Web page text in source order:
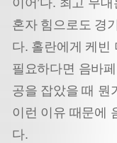
이어’다. 최고 무
혼자 힘으로도 경
다. 홀란에게 케빈
필요하다면 음바
공을 잡았을 때 뭔
이런 이유 때문에
다.